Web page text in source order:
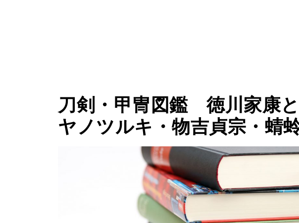
刀剣・甲冑図鑑 徳川家康
ヤノツルキ・物吉貞宗・蜻